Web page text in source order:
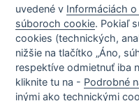
Pri záujme o služby
0901 714 194
uvedené v Informáciách
súboroch cookie. Pokiaľ
cookies (technických,
nižšie na tlačítko „Áno,
respektíve odmietnuť iba
kliknite tu na - Podrobné
inými ako technickými